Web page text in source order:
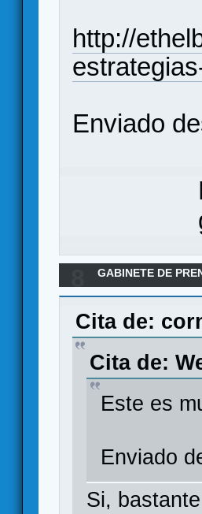
http://
Enviado
GABINETE DE
100 de la bgg
Cita de:
Cita de:
Este es
Enviado
Si,